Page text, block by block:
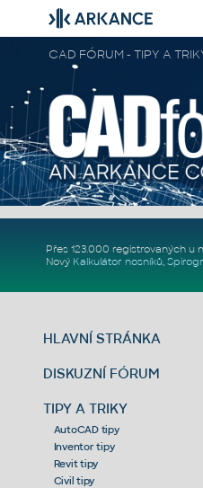
CAD FÓRUM - TIPY A
Přes 123.000 registrovaných u
Nový Kalkulátor nosníků,
HLAVNÍ STRÁNKA
DISKUZNÍ FÓRUM
TIPY A TRIKY
AutoCAD tipy
Inventor tipy
Revit tipy
Civil tipy